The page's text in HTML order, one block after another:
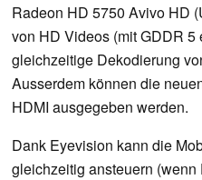
Radeon HD 5750 Avivo HD
von HD Videos (mit GDDR
gleichzeitige Dekodierung
Ausserdem können die
HDMI ausgegeben werden.
Dank Eyevision kann die
gleichzeitig ansteuern